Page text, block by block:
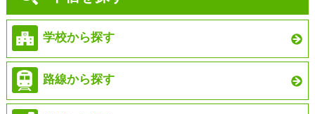
学校から探す
路線から探す